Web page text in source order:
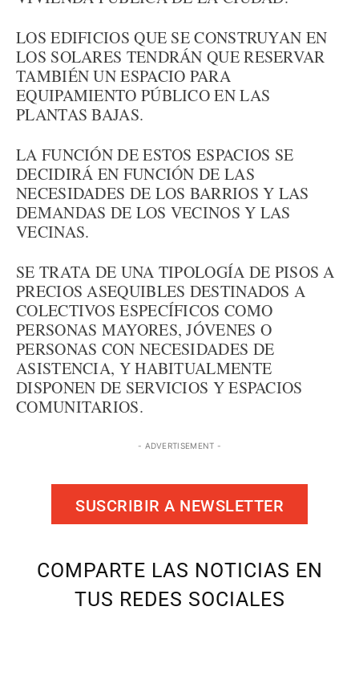
LOS EDIFICIOS QUE SE CONSTRUYAN EN
LOS SOLARES TENDRÁN QUE RESERVAR
TAMBIÉN UN ESPACIO PARA
EQUIPAMIENTO PÚBLICO EN LAS
PLANTAS BAJAS.
LA FUNCIÓN DE ESTOS ESPACIOS SE
DECIDIRÁ EN FUNCIÓN DE LAS
NECESIDADES DE LOS BARRIOS Y LAS
DEMANDAS DE LOS VECINOS Y LAS
VECINAS.
SE TRATA DE UNA TIPOLOGÍA DE PISOS A
PRECIOS ASEQUIBLES DESTINADOS A
COLECTIVOS ESPECÍFICOS COMO
PERSONAS MAYORES, JÓVENES O
PERSONAS CON NECESIDADES DE
ASISTENCIA, Y HABITUALMENTE
DISPONEN DE SERVICIOS Y ESPACIOS
COMUNITARIOS.
- ADVERTISEMENT -
SUSCRIBIR A NEWSLETTER
COMPARTE LAS NOTICIAS EN
TUS REDES SOCIALES